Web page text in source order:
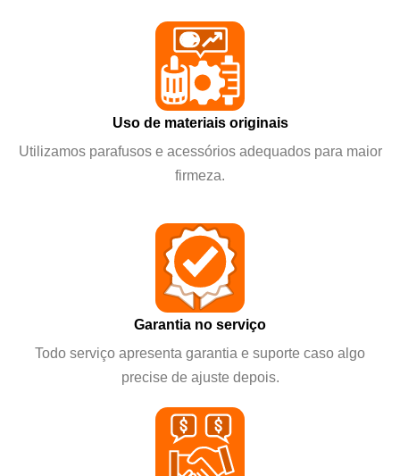
Uso de materiais originais
Utilizamos parafusos e acessórios adequados para maior
firmeza.
Garantia no serviço
Todo serviço apresenta garantia e suporte caso algo
precise de ajuste depois.